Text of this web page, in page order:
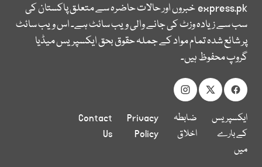
express.pkخبروں اور حالات حاضرہ سے متعلق پاکستان کی
سب سے زیادہ وزٹ کی جانے والی ویب سائٹ ہے۔ اس ویب سائٹ
پر شائع شدہ تمام مواد کے جملہ حقوق بحق ایکسپریس میڈیا
گروپ محفوظ ہیں۔
ایکسپریس
کے بارے
میں
ضابطہ
اخلاق
Privacy
Policy
Contact
Us